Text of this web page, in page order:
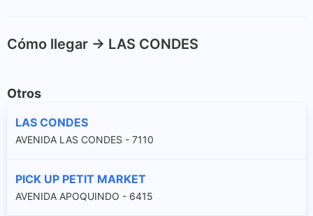
Cómo llegar -> LAS CONDES
Otros
LAS CONDES
AVENIDA LAS CONDES - 7110
PICK UP PETIT MARKET
AVENIDA APOQUINDO - 6415